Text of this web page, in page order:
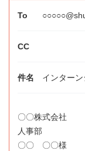
インター
〇〇株式会社
人事部
〇〇 〇〇様